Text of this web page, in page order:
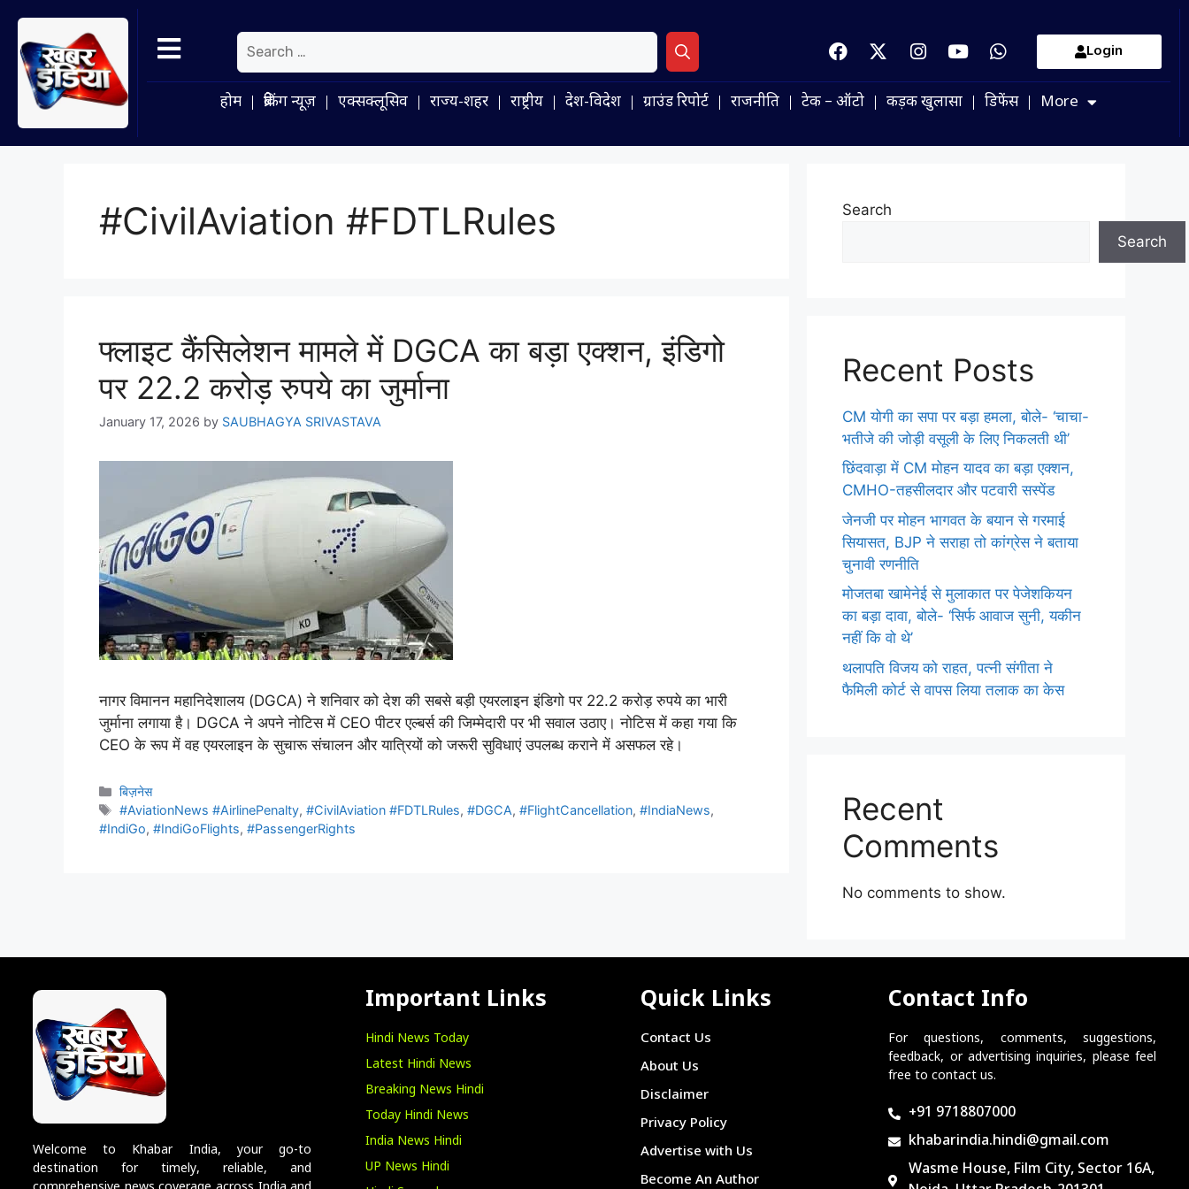
Login
होम ब्रेकिंग न्यूज़ एक्सक्लूसिव राज्य-शहर राष्ट्रीय देश-विदेश ग्राउंड रिपोर्ट राजनीति टेक – ऑटो कड़क खुलासा डिफेंस More
#CivilAviation #FDTLRules
फ्लाइट कैंसिलेशन मामले में DGCA का बड़ा एक्शन, इंडिगो
पर 22.2 करोड़ रुपये का जुर्माना
January 17, 2026 by SAUBHAGYA SRIVASTAVA
नागर विमानन महानिदेशालय (DGCA) ने शनिवार को देश की सबसे बड़ी एयरलाइन इंडिगो पर 22.2 करोड़ रुपये का भारी
जुर्माना लगाया है। DGCA ने अपने नोटिस में CEO पीटर एल्बर्स की जिम्मेदारी पर भी सवाल उठाए। नोटिस में कहा गया कि
CEO के रूप में वह एयरलाइन के सुचारू संचालन और यात्रियों को जरूरी सुविधाएं उपलब्ध कराने में असफल रहे।
बिज़नेस
#AviationNews #AirlinePenalty,#CivilAviation #FDTLRules,#DGCA,#FlightCancellation,#IndiaNews,
#IndiGo, #IndiGoFlights, #PassengerRights
Search
Search
Recent Posts
CM योगी का सपा पर बड़ा हमला, बोले- ‘चाचा-
भतीजे की जोड़ी वसूली के लिए निकलती थी’
छिंदवाड़ा में CM मोहन यादव का बड़ा एक्शन,
CMHO-तहसीलदार और पटवारी सस्पेंड
जेनजी पर मोहन भागवत के बयान से गरमाई
सियासत, BJP ने सराहा तो कांग्रेस ने बताया
चुनावी रणनीति
मोजतबा खामेनेई से मुलाकात पर पेजेशकियन
का बड़ा दावा, बोले- ‘सिर्फ आवाज सुनी, यकीन
नहीं कि वो थे’
थलापति विजय को राहत, पत्नी संगीता ने
फैमिली कोर्ट से वापस लिया तलाक का केस
Recent
Comments
No comments to show.
Welcome to Khabar India, your go-to
destination for timely, reliable, and
Important Links
Hindi News Today
Latest Hindi News
Breaking News Hindi
Today Hindi News
India News Hindi
UP News Hindi
Quick Links
Contact Us
About Us
Disclaimer
Privacy Policy
Advertise with Us
Become An Author
Contact Info
For questions, comments, suggestions,
feedback, or advertising inquiries, please feel
free to contact us.
+91 9718807000
khabarindia.hindi@gmail.com
Wasme House, Film City, Sector 16A,